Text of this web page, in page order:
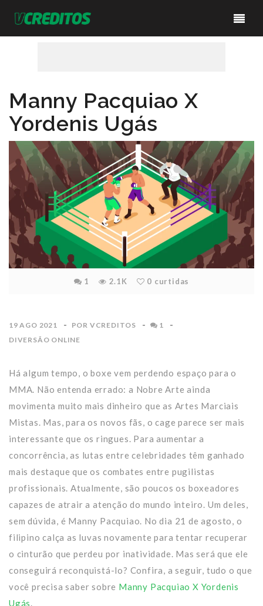
Manny Pacquiao X
Yordenis Ugás
1 2.1K 0 curtidas
19 AGO 2021 POR VCREDITOS
1
DIVERSÃO ONLINE
Há algum tempo, o boxe vem perdendo espaço para o
MMA. Não entenda errado: a Nobre Arte ainda
movimenta muito mais dinheiro que as Artes Marciais
Mistas. Mas, para os novos fãs, o cage parece ser mais
interessante que os ringues. Para aumentar a
concorrência, as lutas entre celebridades têm ganhado
mais destaque que os combates entre pugilistas
profissionais. Atualmente, são poucos os boxeadores
capazes de atrair a atenção do mundo inteiro. Um deles,
sem dúvida, é Manny Pacquiao. No dia 21 de agosto, o
filipino calça as luvas novamente para tentar recuperar
o cinturão que perdeu por inatividade. Mas será que ele
conseguirá reconquistá-lo? Confira, a seguir, tudo o que
você precisa saber sobre Manny Pacquiao X Yordenis
Ugás.